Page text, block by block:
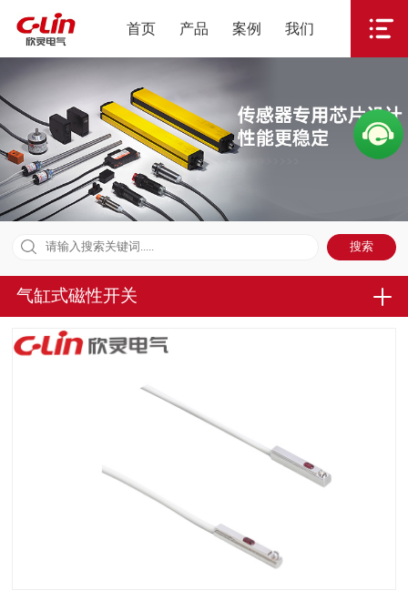
首页 产品 案例 我们
气缸式磁性开关